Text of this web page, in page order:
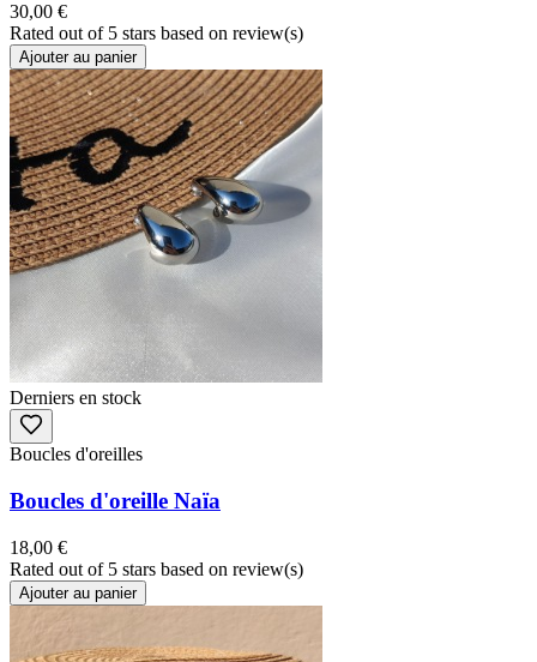
30,00 €
Rated out of 5 stars based on review(s)
Ajouter au panier
Derniers en stock
Boucles d'oreilles
Boucles d'oreille Naïa
18,00 €
Rated out of 5 stars based on review(s)
Ajouter au panier